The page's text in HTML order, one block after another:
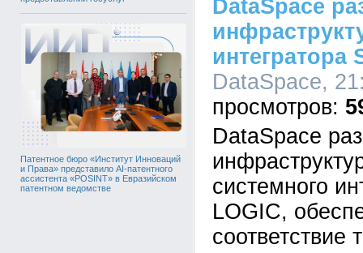
Патентное бюро «Институт Инноваций
и Права» представило AI-патентного
ассистента «POSINT» в Евразийском
патентном ведомстве
DataSpace
интегратора
DataSpace,
DataSpace
системного
LOGIC,
соответствие